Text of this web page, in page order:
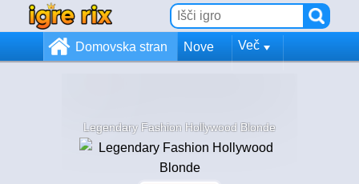
Domovska stran Nove Več
Legendary Fashion Hollywood Blonde